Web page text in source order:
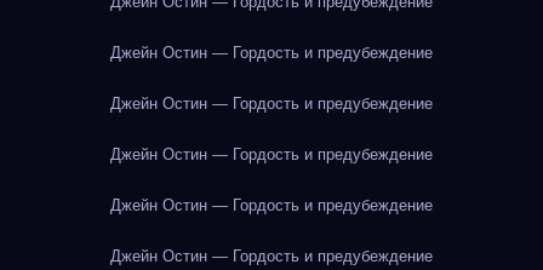
Джейн Остин — Гордость и предубеждение
Джейн Остин — Гордость и предубеждение
Джейн Остин — Гордость и предубеждение
Джейн Остин — Гордость и предубеждение
Джейн Остин — Гордость и предубеждение